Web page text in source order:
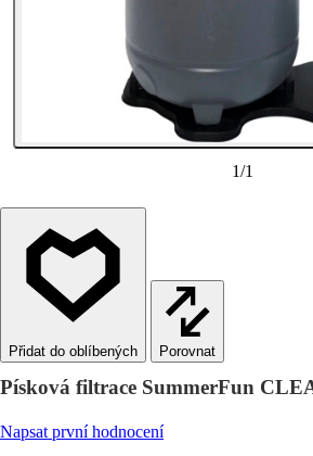
1/1
Porovnat
Písková filtrace SummerFun
Napsat první hodnocení